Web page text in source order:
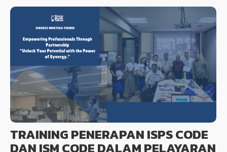
TRAINING PENERAPAN ISPS CODE
DAN ISM CODE DALAM PELAYARAN